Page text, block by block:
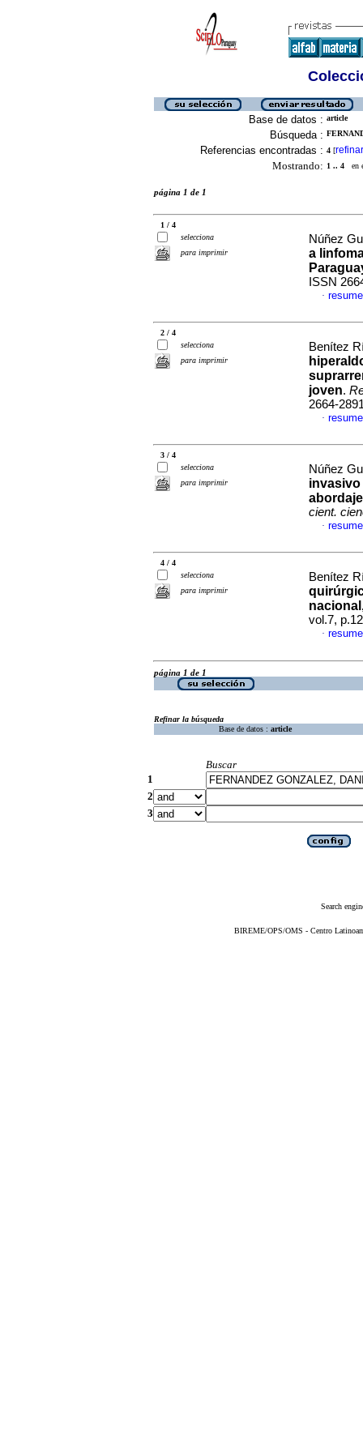
Base de datos : article
Búsqueda :
Referencias encontradas : 4 [refinar
Mostrando: 1 .. 4 en
página 1 de 1
1 / 4
selecciona
para imprimir
Núñez
a
ISSN
·
2 / 4
selecciona
para imprimir
Benítez
joven.
2664-
·
3 / 4
selecciona
para imprimir
Núñez
invasivo
cient.
·
4 / 4
selecciona
para imprimir
Benítez
vol.7,
·
página 1 de 1
Refinar la búsqueda
Base de datos : article
Buscar
1
2
3
Search
BIREME/OPS/OMS - Centro